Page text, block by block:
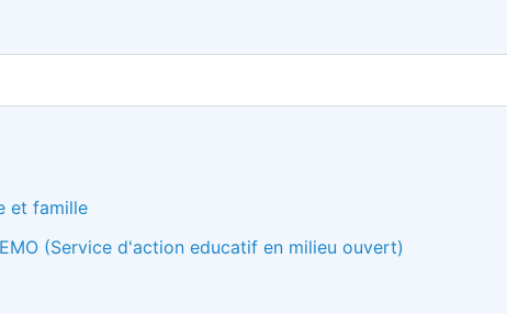
et famille
(Service d'action educatif en milieu ouvert)